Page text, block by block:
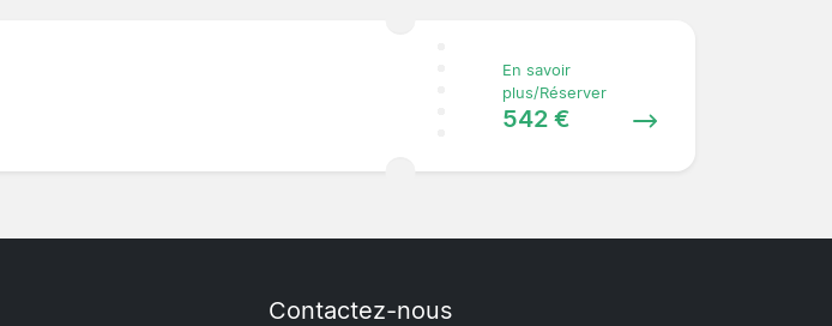
En savoir
plus/Réserver
542 €
Contactez-nous